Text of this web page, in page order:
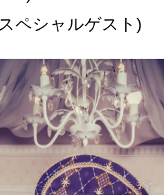
スペシャルゲスト )